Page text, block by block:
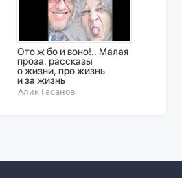
Ото ж бо и воно!.. Малая
проза, рассказы
о жизни, про жизнь
и за жизнь
Алик Гасанов